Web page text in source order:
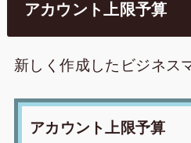
アカウント上限予算
新しく作成したビジネス
アカウント上限予算